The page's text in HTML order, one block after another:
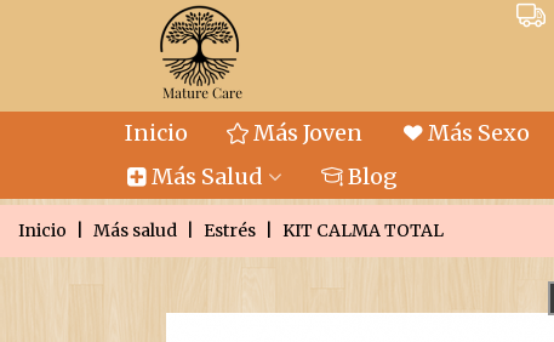
Inicio Más Joven Más Sexo
Más Salud
Blog
Inicio Más salud Estrés KIT CALMA TOTAL